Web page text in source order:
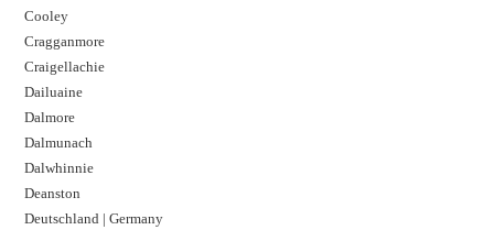
Cooley
Cragganmore
Craigellachie
Dailuaine
Dalmore​
Dalmunach
Dalwhinnie
Deanston
Deutschland | Germany